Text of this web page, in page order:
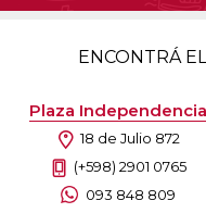
ENCONTRÁ
Plaza Independencia
18 de Julio 872
(+598) 2901 0765
093 848 809